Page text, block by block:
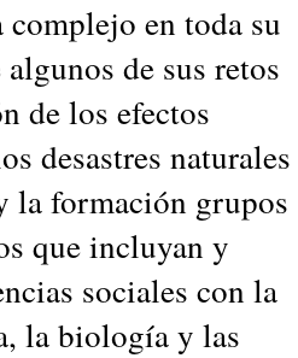
en toda su
de sus retos
de los efectos
desastres naturales
la formación grupos
que incluyan y
sociales con la
la biología y las